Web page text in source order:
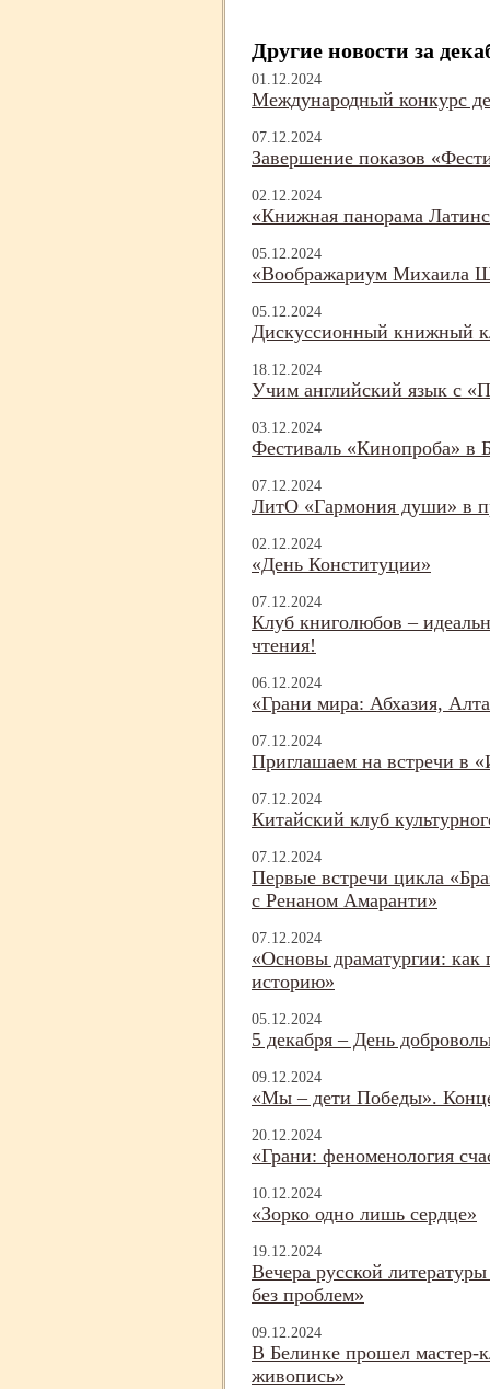
Другие новости за
01.12.2024
Международный конкурс
07.12.2024
Завершение показов
02.12.2024
«Книжная панорама
05.12.2024
«Воображариум Михаила
05.12.2024
Дискуссионный книжный
18.12.2024
Учим английский язык с
03.12.2024
Фестиваль «Кинопроба» в
07.12.2024
ЛитО «Гармония души» в
02.12.2024
«День Конституции»
07.12.2024
Клуб книголюбов –
чтения!
06.12.2024
«Грани мира: Абхазия,
07.12.2024
Приглашаем на встречи в
07.12.2024
Китайский клуб
07.12.2024
Первые встречи цикла
с Ренаном Амаранти»
07.12.2024
«Основы драматургии: как
историю»
05.12.2024
5 декабря – День
09.12.2024
«Мы – дети Победы».
20.12.2024
«Грани: феноменология
10.12.2024
«Зорко одно лишь сердце»
19.12.2024
Вечера русской
без проблем»
09.12.2024
В Белинке прошел мастер-
живопись»